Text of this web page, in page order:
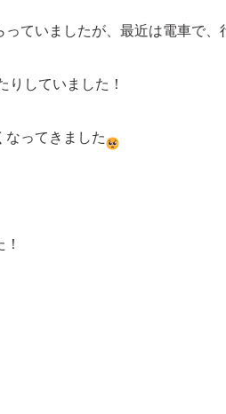
ていましたが、最近は電車で、
りしていました！
なってきました